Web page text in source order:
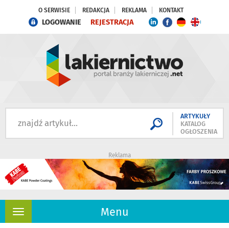
O SERWISIE REDAKCJA REKLAMA KONTAKT
LOGOWANIE REJESTRACJA
ARTYKUŁY
KATALOG
OGŁOSZENIA
Reklama
Menu
Rozwiń